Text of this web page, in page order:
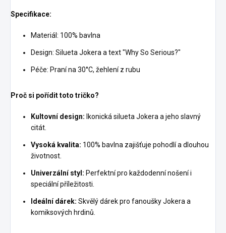
Specifikace:
Materiál: 100% bavlna
Design: Silueta Jokera a text "Why So Serious?"
Péče: Praní na 30°C, žehlení z rubu
Proč si pořídit toto tričko?
Kultovní design: Ikonická silueta Jokera a jeho slavný
citát.
Vysoká kvalita: 100% bavlna zajišťuje pohodlí a dlouhou
životnost.
Univerzální styl: Perfektní pro každodenní nošení i
speciální příležitosti.
Ideální dárek: Skvělý dárek pro fanoušky Jokera a
komiksových hrdinů.